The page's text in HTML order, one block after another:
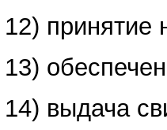
12) принятие
13)
14) выдача